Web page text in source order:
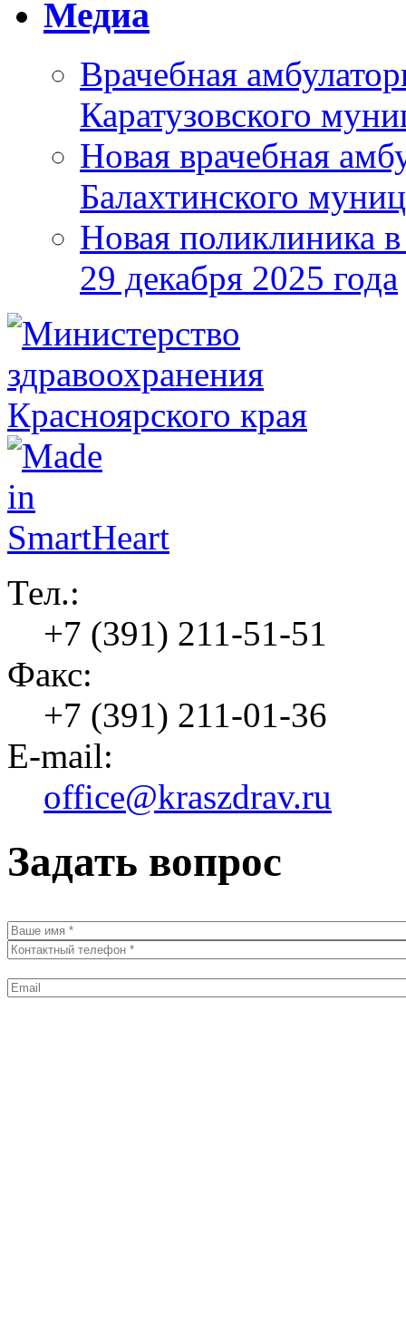
Медиа
Врачебная
Каратузовского
Новая врачебная
Балахтинского
Новая поликлиника
29 декабря 2025 года
Тел.:
+7 (391) 211-51-51
Факс:
+7 (391) 211-01-36
E-mail:
office@kraszdrav.ru
Задать вопрос